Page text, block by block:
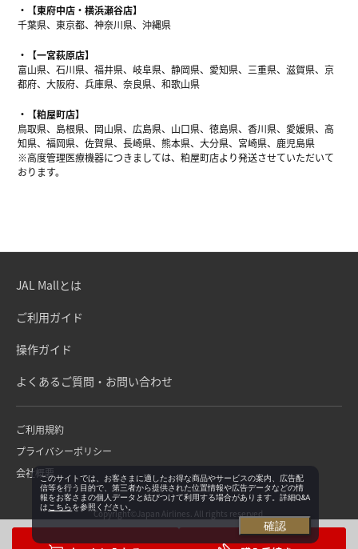
【東府中店・横浜瀬谷店】
千葉県、東京都、神奈川県、沖縄県
【一宮萩原店】
富山県、石川県、福井県、岐阜県、静岡県、愛知県、三重県、滋賀県、京
都府、大阪府、兵庫県、奈良県、和歌山県
【粕屋町店】
鳥取県、島根県、岡山県、広島県、山口県、徳島県、香川県、愛媛県、高
知県、福岡県、佐賀県、長崎県、熊本県、大分県、宮崎県、鹿児島県
※高度管理医療機器につきましては、粕屋町店より発送させていただいて
おります。
JAL Mallとは
ご利用ガイド
操作ガイド
よくあるご質問・お問い合わせ
ご利用規約
プライバシーポリシー
会社概要
Copyright©Japan Airlines. All rights reserved.
このサイトでは、お客さまに適したお得な商品やサービスの案内、広告配
信等を行う目的で、第三者から提供された位置情報や広告データなどの情
報をお客さまの個人データと結びつけて利用する場合があります。詳細Q&A
は こちらを参照ください。
確認